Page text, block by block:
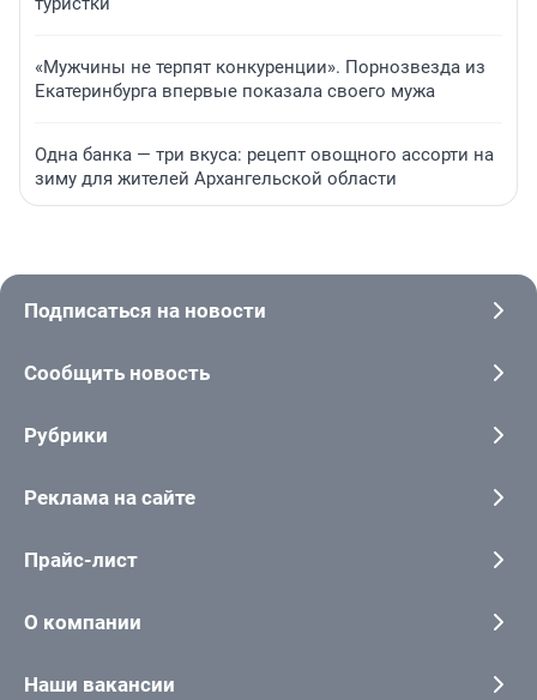
«Мужчины не терпят конкуренции». Порнозвезда из
Екатеринбурга впервые показала своего мужа
Одна банка — три вкуса: рецепт овощного ассорти на
зиму для жителей Архангельской области
Подписаться на новости
Сообщить новость
Рубрики
Реклама на сайте
Прайс-лист
О компании
Наши вакансии